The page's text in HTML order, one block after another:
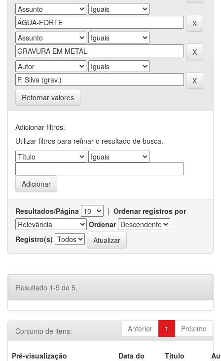
Retornar valores
Adicionar filtros:
Utilizar filtros para refinar o resultado de busca.
Resultados/Página | Ordenar registros por
Ordenar
Registro(s)
Resultado 1-5 de 5.
Anterior 1 Próximo
Conjunto de itens:
Pré-visualização
Data do
Título